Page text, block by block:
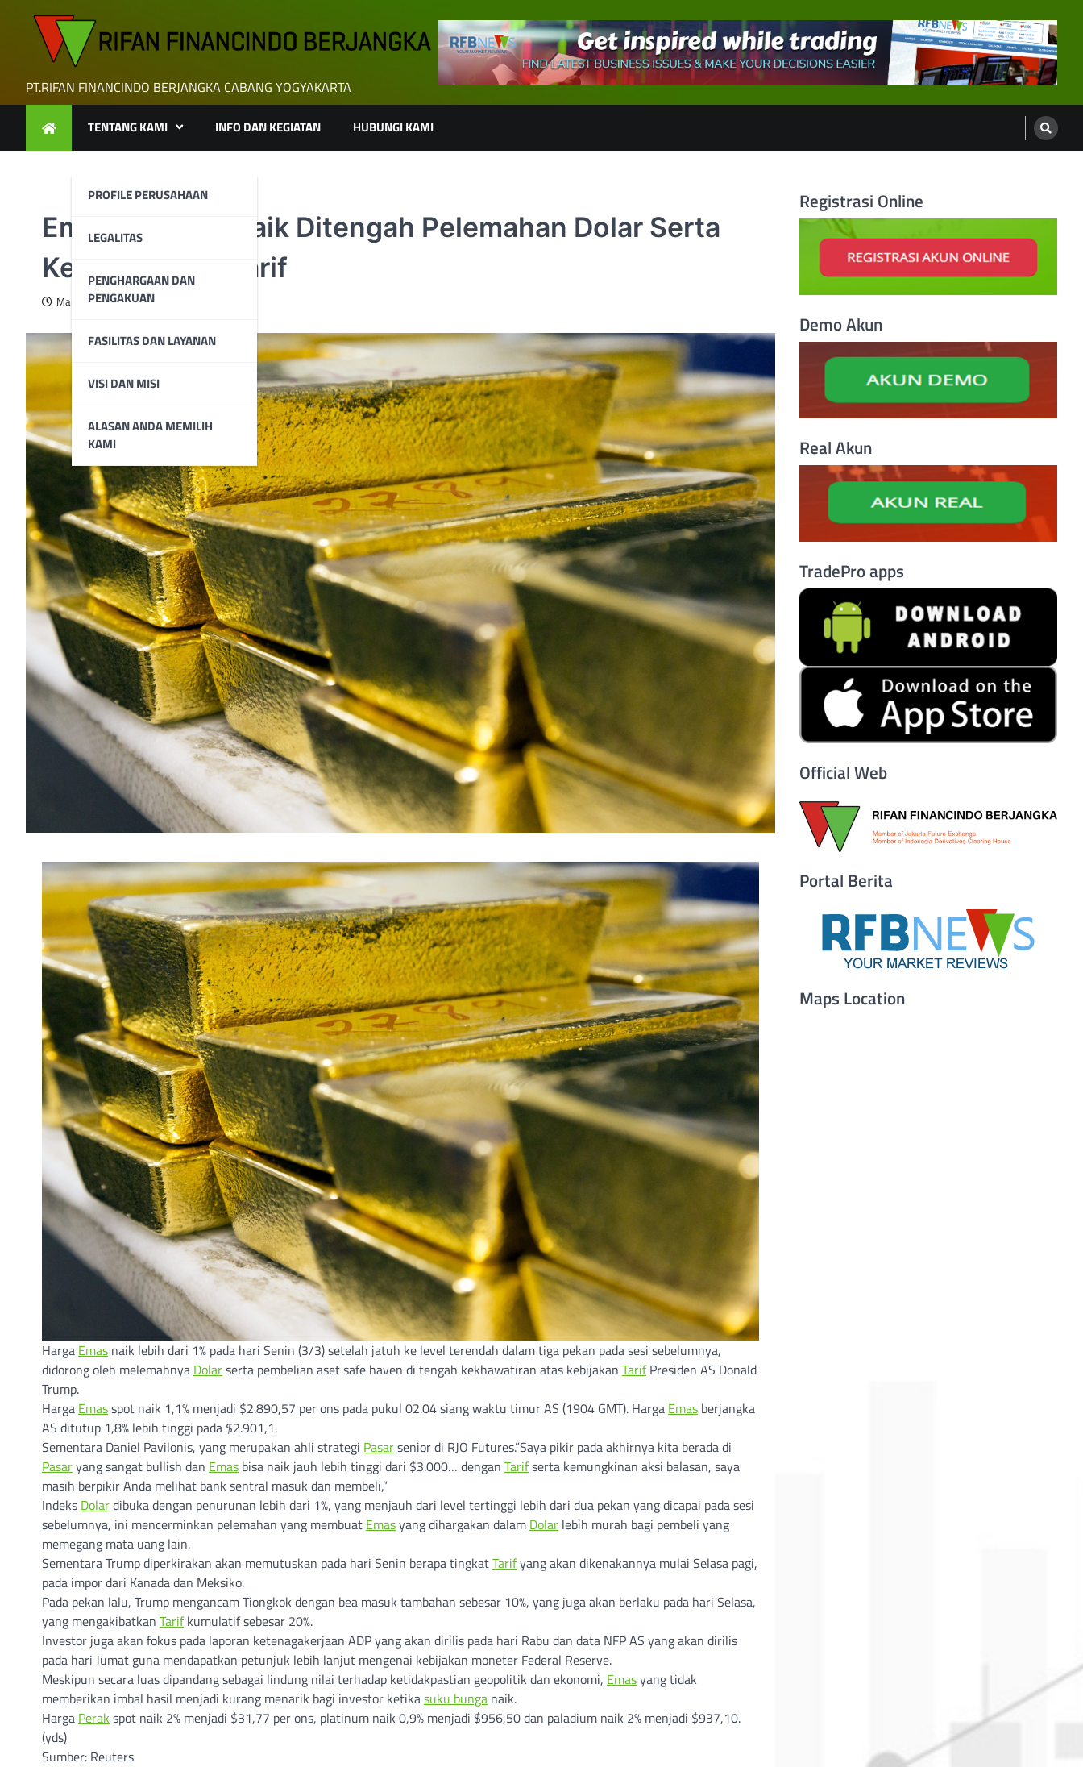
PT.RIFAN FINANCINDO BERJANGKA CABANG YOGYAKARTA
TENTANG KAMI
PROFILE PERUSAHAAN
LEGALITAS
PENGHARGAAN DAN
PENGAKUAN
FASILITAS DAN LAYANAN
VISI DAN MISI
ALASAN ANDA MEMILIH
KAMI
INFO DAN KEGIATAN HUBUNGI KAMI
Emas Kembali Naik Ditengah Pelemahan Dolar Serta
Kekhawatiran Tarif
March 4, 2025
Harga Emas naik lebih dari 1% pada hari Senin (3/3) setelah jatuh ke level terendah dalam tiga pekan pada sesi sebelumnya,
didorong oleh melemahnya Dolarserta pembelian aset safe haven di tengah kekhawatiran atas kebijakan TarifPresiden AS Donald
Trump.
Harga Emasspot naik 1,1% menjadi $2.890,57 per ons pada pukul 02.04 siang waktu timur AS (1904 GMT). Harga Emas berjangka
AS ditutup 1,8% lebih tinggi pada $2.901,1.
Sementara Daniel Pavilonis, yang merupakan ahli strategi Pasarsenior di RJO Futures.”Saya pikir pada akhirnya kita berada di
Pasaryang sangat bullish dan Emas bisa naik jauh lebih tinggi dari $3.000… dengan Tarifserta kemungkinan aksi balasan, saya
masih berpikir Anda melihat bank sentral masuk dan membeli,”
Indeks Dolardibuka dengan penurunan lebih dari 1%, yang menjauh dari level tertinggi lebih dari dua pekan yang dicapai pada sesi
sebelumnya, ini mencerminkan pelemahan yang membuat Emasyang dihargakan dalam Dolar lebih murah bagi pembeli yang
memegang mata uang lain.
Sementara Trump diperkirakan akan memutuskan pada hari Senin berapa tingkatTarifyang akan dikenakannya mulai Selasa pagi,
pada impor dari Kanada dan Meksiko.
Pada pekan lalu, Trump mengancam Tiongkok dengan bea masuk tambahan sebesar 10%, yang juga akan berlaku pada hari Selasa,
yang mengakibatkan Tarifkumulatif sebesar 20%.
Investor juga akan fokus pada laporan ketenagakerjaan ADP yang akan dirilis pada hari Rabu dan data NFP AS yang akan dirilis
pada hari Jumat guna mendapatkan petunjuk lebih lanjut mengenai kebijakan moneter Federal Reserve.
Meskipun secara luas dipandang sebagai lindung nilai terhadap ketidakpastian geopolitik dan ekonomi, Emasyang tidak
memberikan imbal hasil menjadi kurang menarik bagi investor ketikasuku bunga naik.
Harga Perak spot naik 2% menjadi $31,77 per ons, platinum naik 0,9% menjadi $956,50 dan paladium naik 2% menjadi $937,10.
(yds)
Sumber: Reuters
Registrasi Online
Demo Akun
Real Akun
TradePro apps
Official Web
Portal Berita
Maps Location